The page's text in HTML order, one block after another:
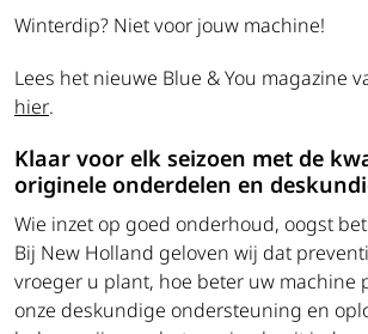
Winterdip? Niet voor jouw machine!
Lees het nieuwe Blue & You magazine
hier.
Klaar voor elk seizoen met de
originele onderdelen en
Wie inzet op goed onderhoud, oogst
Bij New Holland geloven wij dat
vroeger u plant, hoe beter uw machine
onze deskundige ondersteuning en